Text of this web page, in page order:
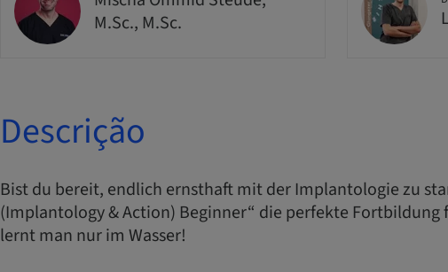
M.Sc., M.Sc.
Descrição
Bist du bereit, endlich ernsthaft mit der Implantologie zu
(Implantology & Action) Beginner“ die perfekte Fortbildung
lernt man nur im Wasser!